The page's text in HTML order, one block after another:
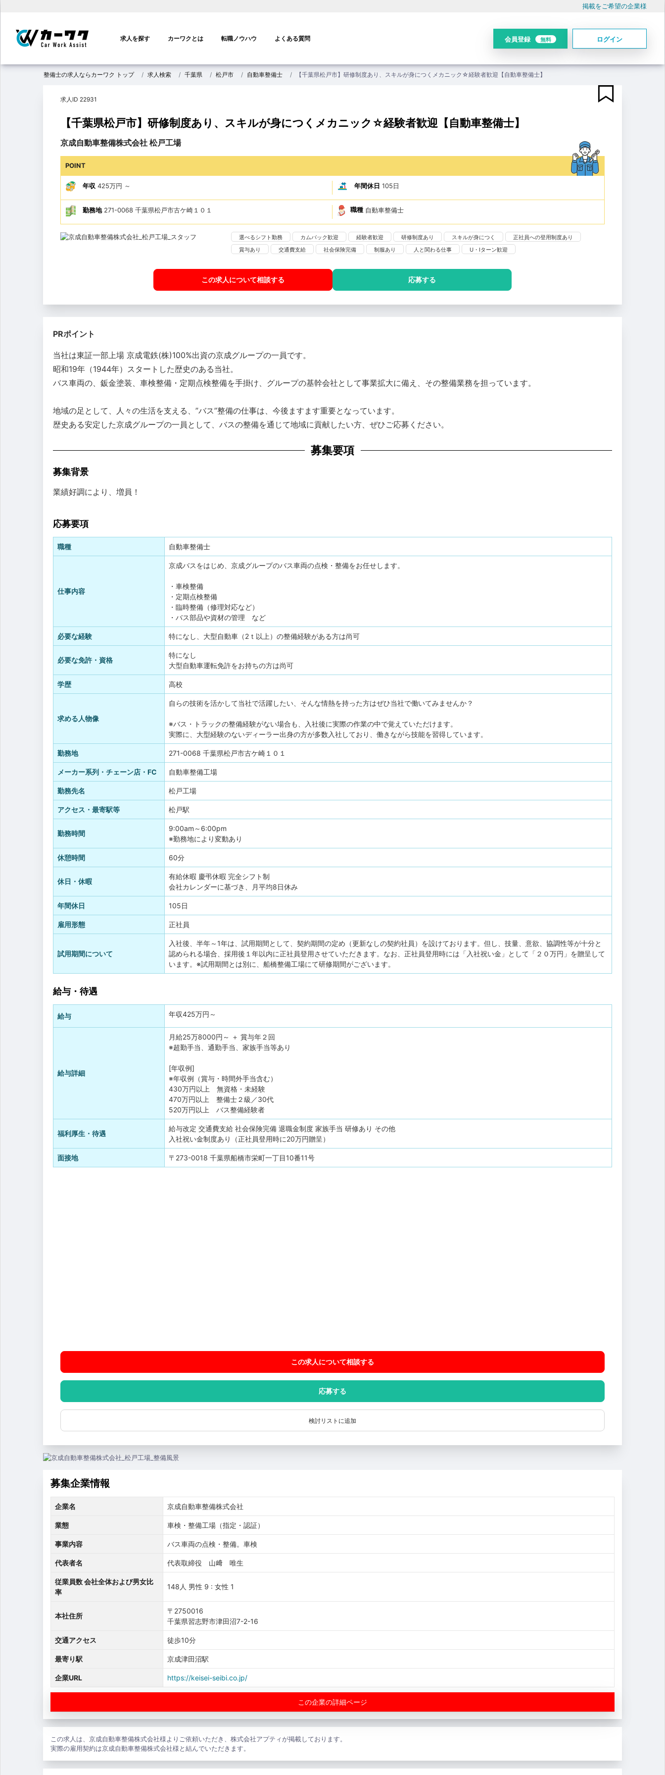
掲載をご希望の企業様
ン
ビ
ゲ
ン
求人を探す カーワクとは 転職ノウハウ よくある質問 会員登録 無料 ログイン
整備士の求人ならカーワク トップ 求人検索 千葉県 松戸市 自動車整備士 【千葉県松戸市】研修制度あり、スキルが身につくメカニック☆経験者歓迎【自動車整備士】
求人ID 22931
【千葉県松戸市】研修制度あり、スキルが身につくメカニック☆経験者歓迎【自動車整備士】
京成自動車整備株式会社 松戸工場
POINT
年収 425万円 ～ 年間休日 105日
勤務地271-0068 千葉県松戸市古ケ崎１０１ 職種 自動車整備士
選べるシフト勤務 カムバック歓迎 経験者歓迎 研修制度あり スキルが身につく
正社員への登用制度あり
賞与あり
交通費支給 社会保険完備 制服あり 人と関わる仕事 U・Iターン歓迎
この求人について相談する 応募する
PRポイント
当社は東証一部上場 京成電鉄(株)100%出資の京成グループの一員です。
昭和19年（1944年）スタートした歴史のある当社。
バス車両の、鈑金塗装、車検整備・定期点検整備を手掛け、グループの基幹会社として事業拡大に備え、その整備業務を担っています。
地域の足として、人々の生活を支える、”バス”整備の仕事は、今後ますます重要となっています。
歴史ある安定した京成グループの一員として、バスの整備を通じて地域に貢献したい方、ぜひご応募ください。
募集要項
募集背景
業績好調により、増員！
応募要項
職種 自動車整備士
仕事内容
京成バスをはじめ、京成グループのバス車両の点検・整備をお任せします。
・車検整備
・定期点検整備
・臨時整備（修理対応など）
・バス部品や資材の管理 など
必要な経験 特になし、大型自動車（2ｔ以上）の整備経験がある方は尚可
必要な免許・資格
特になし
大型自動車運転免許をお持ちの方は尚可
学歴 高校
求める人物像
自らの技術を活かして当社で活躍したい、そんな情熱を持った方はぜひ当社で働いてみませんか？
※バス・トラックの整備経験がない場合も、入社後に実際の作業の中で覚えていただけます。
実際に、大型経験のないディーラー出身の方が多数入社しており、働きながら技能を習得しています。
勤務地 271-0068 千葉県松戸市古ケ崎１０１
メーカー系列・チェーン店・FC 自動車整備工場
勤務先名 松戸工場
アクセス・最寄駅等 松戸駅
勤務時間
9:00am～6:00pm
※勤務地により変動あり
休憩時間 60分
休日・休暇
有給休暇 慶弔休暇 完全シフト制
会社カレンダーに基づき、月平均8日休み
年間休日 105日
雇用形態 正社員
試用期間について
入社後、半年～1年は、試用期間として、契約期間の定め（更新なしの契約社員）を設けております。但し、技量、意欲、協調性等が十分と
認められる場合、採用後１年以内に正社員登用させていただきます。なお、正社員登用時には「入社祝い金」として「２０万円」を贈呈して
います。※試用期間とは別に、船橋整備工場にて研修期間がございます。
給与・待遇
給与 年収425万円 ～
給与詳細
月給25万8000円～ ＋ 賞与年２回
※超勤手当、通勤手当、家族手当等あり
[年収例]
※年収例（賞与・時間外手当含む）
430万円以上 無資格・未経験
470万円以上 整備士２級／30代
520万円以上 バス整備経験者
福利厚生・待遇
給与改定 交通費支給 社会保険完備 退職金制度 家族手当 研修あり その他
入社祝い金制度あり（正社員登用時に20万円贈呈）
面接地 〒273-0018 千葉県船橋市栄町一丁目10番11号
この求人について相談する
応募する
検討リストに追加
募集企業情報
企業名 京成自動車整備株式会社
業態 車検・整備工場（指定・認証）
事業内容 バス車両の点検・整備。車検
代表者名 代表取締役 山﨑 唯生
従業員数 会社全体および男女比
率
148人 男性 9 : 女性 1
本社住所
〒2750016
千葉県習志野市津田沼7-2-16
交通アクセス 徒歩10分
最寄り駅 京成津田沼駅
企業URL https://keisei-seibi.co.jp/
この企業の詳細ページ
この求人は、京成自動車整備株式会社様よりご依頼いただき、株式会社アプティが掲載しております。
実際の雇用契約は京成自動車整備株式会社様と結んでいただきます。